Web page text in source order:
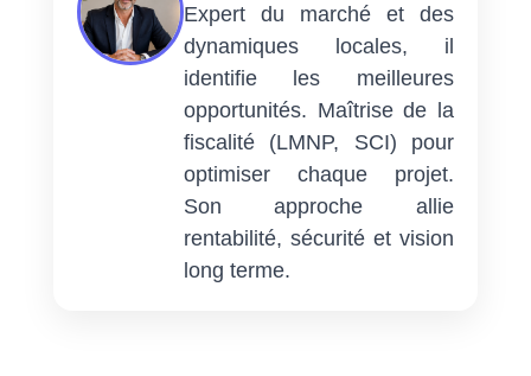
Expert du marché et des
dynamiques locales, il
identifie les meilleures
opportunités. Maîtrise de la
fiscalité (LMNP, SCI) pour
optimiser chaque projet.
Son approche allie
rentabilité, sécurité et vision
long terme.